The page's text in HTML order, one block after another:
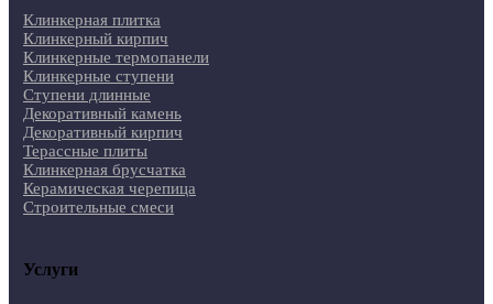
Клинкерная плитка
Клинкерный кирпич
Клинкерные термопанели
Клинкерные ступени
Ступени длинные
Декоративный камень
Декоративный кирпич
Терассные плиты
Клинкерная брусчатка
Керамическая черепица
Строительные смеси
Услуги